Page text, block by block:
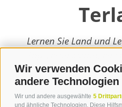
Wir verwenden
andere Technologien
Wir und andere ausgewählte 5
und ähnliche Technologien. Diese
Lernen Sie Land und
weiterlesen